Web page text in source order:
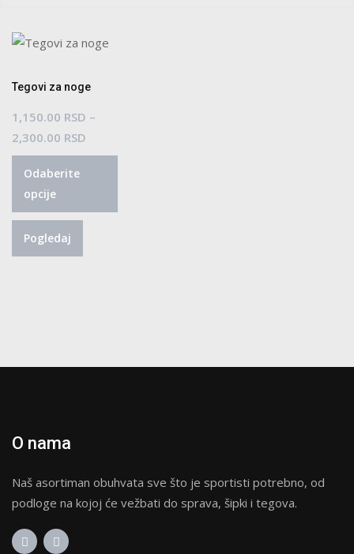
Tegovi za noge
1,150.00 RSD –
2,300.00 RSD
cena:
Odaberite
opcije
Ovaj
Pogledaj
O nama
Naš asortiman obuhvata sve što je sportisti potrebno, od
podloge na kojoj će vežbati do sprava, šipki i tegova.